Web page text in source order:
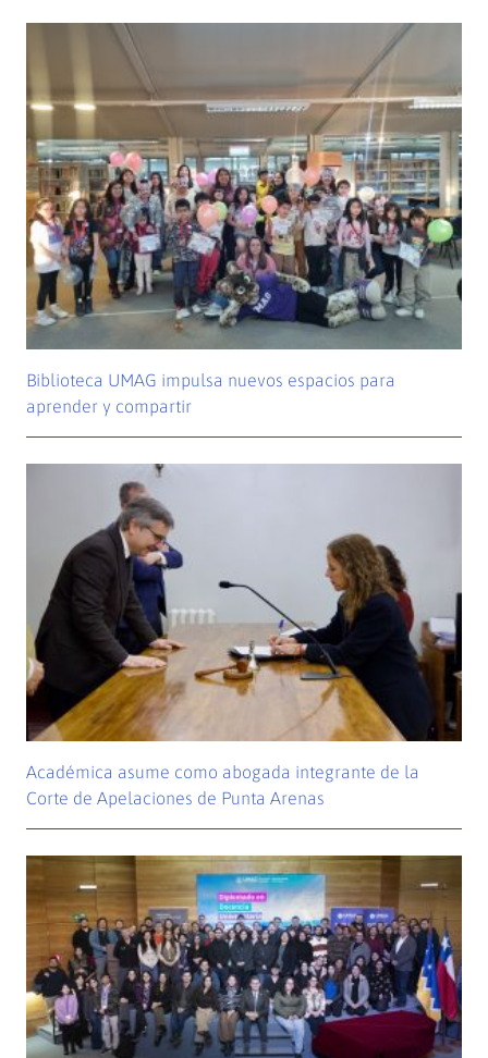
Biblioteca UMAG impulsa nuevos espacios para
aprender y compartir
Académica asume como abogada integrante de la
Corte de Apelaciones de Punta Arenas